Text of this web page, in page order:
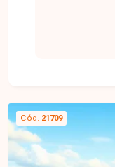
logísticos, com
valorização
Cód. 21709